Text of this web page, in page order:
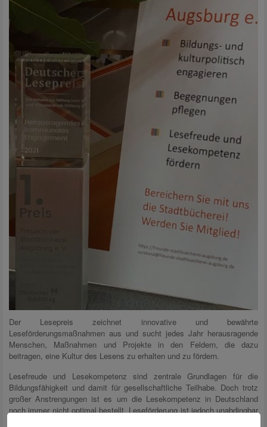
Der Lesepreis zeichnet innovative und bewährte
Leseförderungsmaßnahmen aus und sucht jedes Jahr herausragende
Menschen, Maßnahmen und Projekte in den Feldern, die dazu
beitragen, eine Kultur des Lesens zu erhalten und zu fördern.
Lesefreude und Lesekompetenz sind zentrale Grundlagen für die
Bildungsfähigkeit und damit für gesellschaftliche Teilhabe. Doch trotz
großer Anstrengungen ist es um die Lesekompetenz in Deutschland
noch immer nicht optimal bestellt. Leseförderung ist jedoch unabdingbar